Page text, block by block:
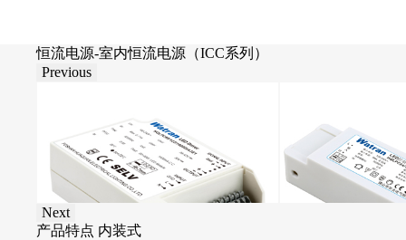
恒流电源-室内恒流电源（ICC系列）
Previous
Next
产品特点 内装式
独立安装式